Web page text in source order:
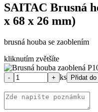
SAITAC Brusná
x 68 x 26 mm)
brusná houba se zaoblením
kliknutím zvětšíte
ks